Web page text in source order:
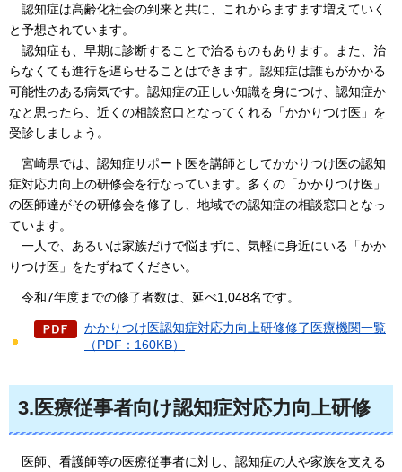
認知症は高齢化社会の到来と共に、これからますます増えていく
と予想されています。
認知症も、 早期に診断することで治るものもあります。また、治
らなくても進行を遅らせることはできます。認知症は誰もがかかる
可能性のある病気です。認知症の正しい知識を身につけ、認知症か
なと思ったら、近くの相談窓口となってくれる「かかりつけ医」を
受診しましょう。
宮崎県では、 認知症サポート医を講師としてかかりつけ医の認知
症対応力向上の研修会を行なっています。多くの「かかりつけ医」
の医師達がその研修会を修了し、地域での認知症の相談窓口となっ
ています。
一人で、 あるいは家族だけで悩まずに、気軽に身近にいる「かか
りつけ医」をたずねてください。
令和7年度までの修了者数は、延べ1,048名です。
かかりつけ医認知症対応力向上研修修了医療機関一覧
（PDF：160KB）
3.医療従事者向け認知症対応力向上研修
医師、 看護師等の医療従事者に対し、認知症の人や家族を支える